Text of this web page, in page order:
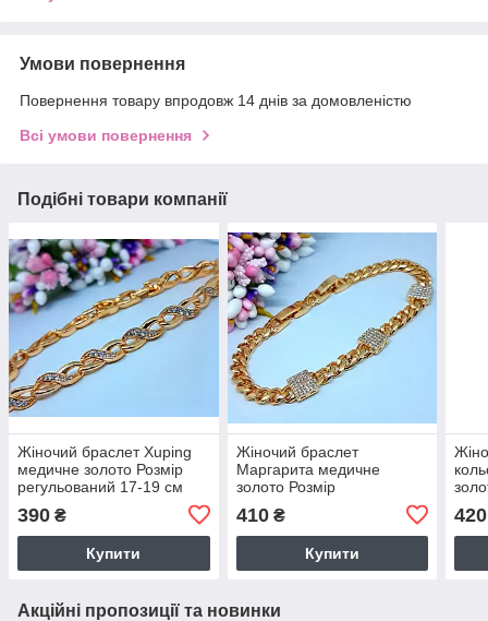
Умови повернення
Повернення товару впродовж 14 днів за домовленістю
Всі умови повернення
Подібні товари компанії
Жіночий браслет Xuping
медичне золото Розмір
регульований 17-19 см
390 ₴
Купити
Жіночий браслет
Маргарита медичне
золото Розмір
ширина 8 мм ХР 5806
410₴
Купити
420
Акційні пропозиції та новинки